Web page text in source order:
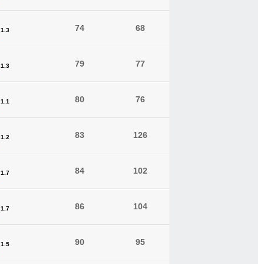
1.3
74 68
1.3
79 77
1.1
80 76
1.2
83 126
1.7
84 102
1.7
86 104
1.5
90 95